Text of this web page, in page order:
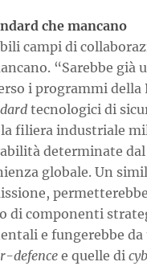
che mancano
campi di
“Sarebbe
i programmi della
tecnologici di
filiera industriale
determinate
globale. Un
di componenti
e fungerebbe
defencee quelle di